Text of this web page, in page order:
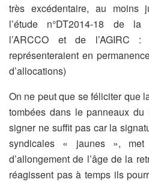
très excédentaire, au moins
l’étude n°DT2014-18 de
l’ARCCO et de l’AGIRC :
représenteraient en
d’allocations)
On ne peut que se féliciter que
tombées dans le panneaux
signer ne suffit pas car la
syndicales « jaunes »,
d’allongement de l’âge de la
réagissent pas à temps ils